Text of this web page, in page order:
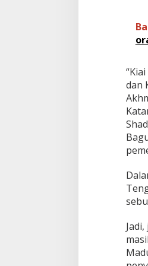
dan
Endemik Pulau Madura Bagian
19 Juli